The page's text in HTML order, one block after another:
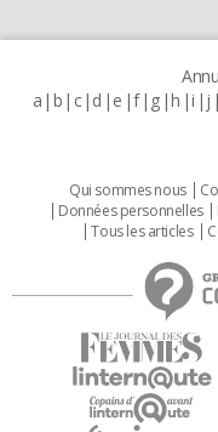
a b c d e f g h i j
Qui sommes nous
Données personnelles
Tous les articles